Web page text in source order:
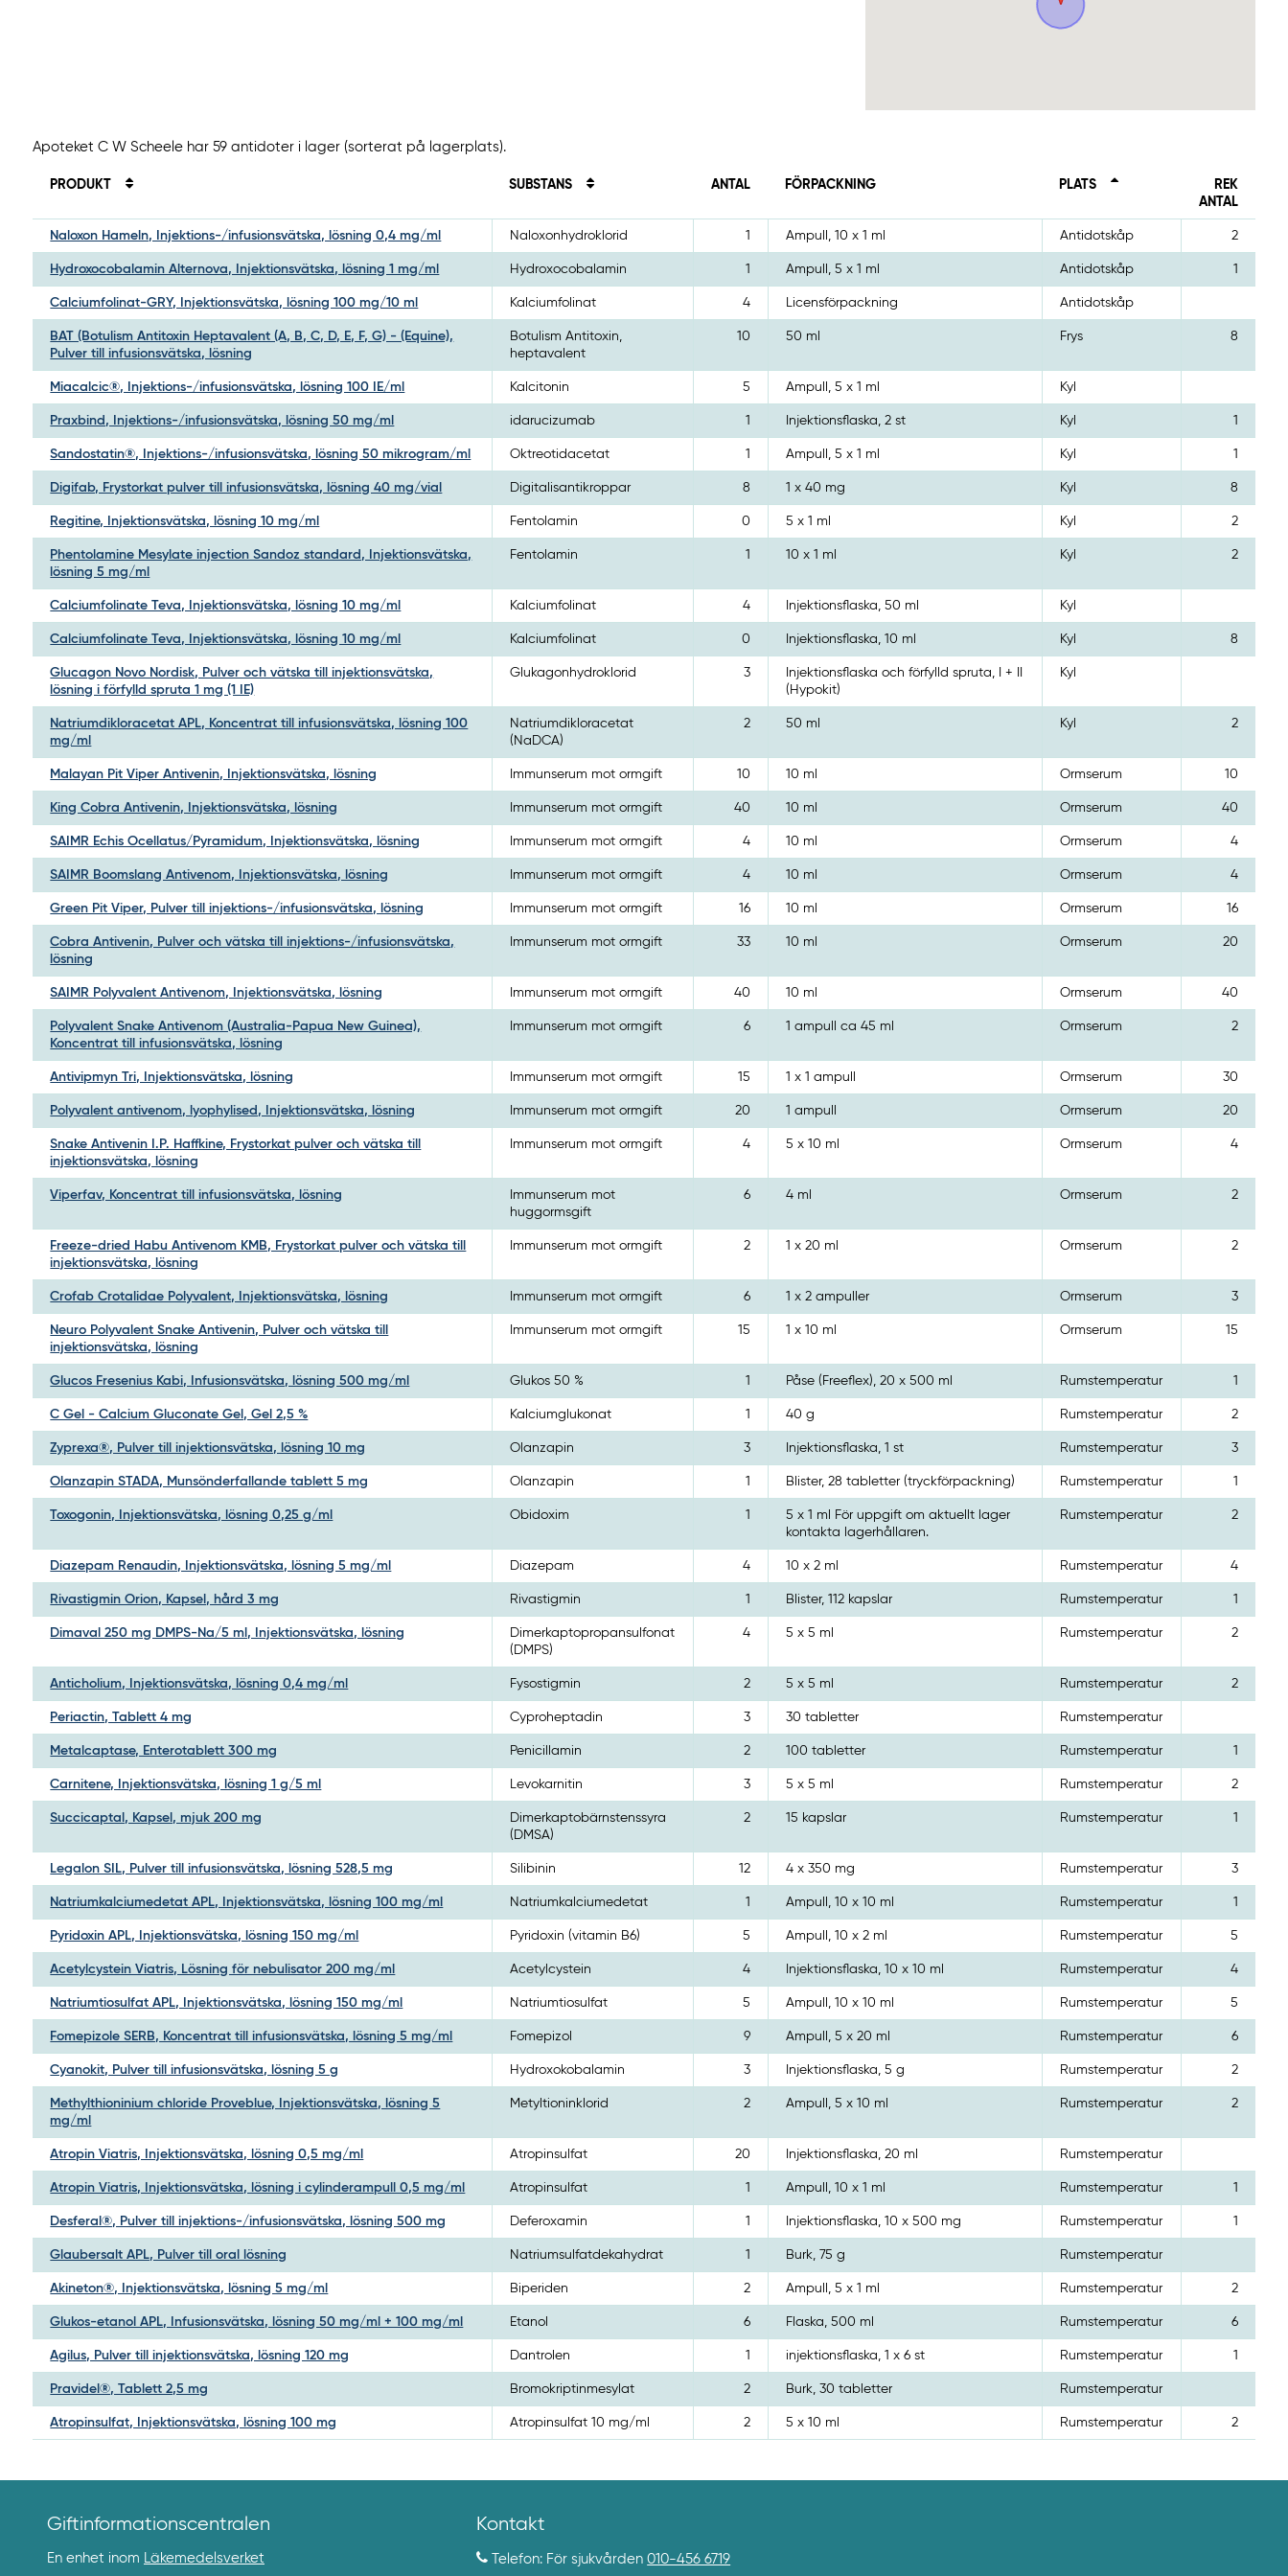
Apoteket C W Scheele har 59 antidoter i lager (sorterat på lagerplats).
PRODUKT SUBSTANS ANTAL FÖRPACKNING PLATS
REK
ANTAL
Naloxon Hameln, Injektions-/infusionsvätska, lösning 0,4 mg/ml Naloxonhydroklorid 1 Ampull, 10 x 1 ml Antidotskåp 2
Hydroxocobalamin Alternova, Injektionsvätska, lösning 1 mg/ml Hydroxocobalamin 1 Ampull, 5 x 1 ml Antidotskåp 1
Calciumfolinat-GRY, Injektionsvätska, lösning 100 mg/10 ml Kalciumfolinat 4 Licensförpackning Antidotskåp
BAT (Botulism Antitoxin Heptavalent (A, B, C, D, E, F, G) - (Equine),
Pulver till infusionsvätska, lösning
Botulism Antitoxin,
heptavalent
10 50 ml Frys 8
Miacalcic®, Injektions-/infusionsvätska, lösning 100 IE/ml Kalcitonin 5 Ampull, 5 x 1 ml Kyl
Praxbind, Injektions-/infusionsvätska, lösning 50 mg/ml idarucizumab 1 Injektionsflaska, 2 st Kyl 1
Sandostatin®, Injektions-/infusionsvätska, lösning 50 mikrogram/ml Oktreotidacetat 1 Ampull, 5 x 1 ml Kyl 1
Digifab, Frystorkat pulver till infusionsvätska, lösning 40 mg/vial Digitalisantikroppar 8 1 x 40 mg Kyl 8
Regitine, Injektionsvätska, lösning 10 mg/ml Fentolamin 0 5 x 1 ml Kyl 2
Phentolamine Mesylate injection Sandoz standard, Injektionsvätska,
lösning 5 mg/ml
Fentolamin 1 10 x 1 ml Kyl 2
Calciumfolinate Teva, Injektionsvätska, lösning 10 mg/ml Kalciumfolinat 4 Injektionsflaska, 50 ml Kyl
Calciumfolinate Teva, Injektionsvätska, lösning 10 mg/ml Kalciumfolinat 0 Injektionsflaska, 10 ml Kyl 8
Glucagon Novo Nordisk, Pulver och vätska till injektionsvätska,
lösning i förfylld spruta 1 mg (1 IE)
Glukagonhydroklorid 3
Injektionsflaska och förfylld spruta, I + II
(Hypokit)
Kyl
Natriumdikloracetat APL, Koncentrat till infusionsvätska, lösning 100
mg/ml
Natriumdikloracetat
(NaDCA)
2 50 ml Kyl 2
Malayan Pit Viper Antivenin, Injektionsvätska, lösning Immunserum mot ormgift 10 10 ml Ormserum 10
King Cobra Antivenin, Injektionsvätska, lösning Immunserum mot ormgift 40 10 ml Ormserum 40
SAIMR Echis Ocellatus/Pyramidum, Injektionsvätska, lösning Immunserum mot ormgift 4 10 ml Ormserum 4
SAIMR Boomslang Antivenom, Injektionsvätska, lösning Immunserum mot ormgift 4 10 ml Ormserum 4
Green Pit Viper, Pulver till injektions-/infusionsvätska, lösning Immunserum mot ormgift 16 10 ml Ormserum 16
Cobra Antivenin, Pulver och vätska till injektions-/infusionsvätska,
lösning
Immunserum mot ormgift 33 10 ml Ormserum 20
SAIMR Polyvalent Antivenom, Injektionsvätska, lösning Immunserum mot ormgift 40 10 ml Ormserum 40
Polyvalent Snake Antivenom (Australia-Papua New Guinea),
Koncentrat till infusionsvätska, lösning
Immunserum mot ormgift 6 1 ampull ca 45 ml Ormserum 2
Antivipmyn Tri, Injektionsvätska, lösning Immunserum mot ormgift 15 1 x 1 ampull Ormserum 30
Polyvalent antivenom, lyophylised, Injektionsvätska, lösning Immunserum mot ormgift 20 1 ampull Ormserum 20
Snake Antivenin I.P. Haffkine, Frystorkat pulver och vätska till
injektionsvätska, lösning
Immunserum mot ormgift 4 5 x 10 ml Ormserum 4
Viperfav, Koncentrat till infusionsvätska, lösning
Immunserum mot
huggormsgift
6 4 ml Ormserum 2
Freeze-dried Habu Antivenom KMB, Frystorkat pulver och vätska till
injektionsvätska, lösning
Immunserum mot ormgift 2 1 x 20 ml Ormserum 2
Crofab Crotalidae Polyvalent, Injektionsvätska, lösning Immunserum mot ormgift 6 1 x 2 ampuller Ormserum 3
Neuro Polyvalent Snake Antivenin, Pulver och vätska till
injektionsvätska, lösning
Immunserum mot ormgift 15 1 x 10 ml Ormserum 15
Glucos Fresenius Kabi, Infusionsvätska, lösning 500 mg/ml Glukos 50 % 1 Påse (Freeflex), 20 x 500 ml Rumstemperatur 1
C Gel - Calcium Gluconate Gel, Gel 2,5 % Kalciumglukonat 1 40 g Rumstemperatur 2
Zyprexa®, Pulver till injektionsvätska, lösning 10 mg Olanzapin 3 Injektionsflaska, 1 st Rumstemperatur 3
Olanzapin STADA, Munsönderfallande tablett 5 mg Olanzapin 1 Blister, 28 tabletter (tryckförpackning) Rumstemperatur 1
Toxogonin, Injektionsvätska, lösning 0,25 g/ml Obidoxim 1
5 x 1 ml För uppgift om aktuellt lager
kontakta lagerhållaren.
Rumstemperatur 2
Diazepam Renaudin, Injektionsvätska, lösning 5 mg/ml Diazepam 4 10 x 2 ml Rumstemperatur 4
Rivastigmin Orion, Kapsel, hård 3 mg Rivastigmin 1 Blister, 112 kapslar Rumstemperatur 1
Dimaval 250 mg DMPS-Na/5 ml, Injektionsvätska, lösning
Dimerkaptopropansulfonat
(DMPS)
4 5 x 5 ml Rumstemperatur 2
Anticholium, Injektionsvätska, lösning 0,4 mg/ml Fysostigmin 2 5 x 5 ml Rumstemperatur 2
Periactin, Tablett 4 mg Cyproheptadin 3 30 tabletter Rumstemperatur
Metalcaptase, Enterotablett 300 mg Penicillamin 2 100 tabletter Rumstemperatur 1
Carnitene, Injektionsvätska, lösning 1 g/5 ml Levokarnitin 3 5 x 5 ml Rumstemperatur 2
Succicaptal, Kapsel, mjuk 200 mg
Dimerkaptobärnstenssyra
(DMSA)
2 15 kapslar Rumstemperatur 1
Legalon SIL, Pulver till infusionsvätska, lösning 528,5 mg Silibinin 12 4 x 350 mg Rumstemperatur 3
Natriumkalciumedetat APL, Injektionsvätska, lösning 100 mg/ml Natriumkalciumedetat 1 Ampull, 10 x 10 ml Rumstemperatur 1
Pyridoxin APL, Injektionsvätska, lösning 150 mg/ml Pyridoxin (vitamin B6) 5 Ampull, 10 x 2 ml Rumstemperatur 5
Acetylcystein Viatris, Lösning för nebulisator 200 mg/ml Acetylcystein 4 Injektionsflaska, 10 x 10 ml Rumstemperatur 4
Natriumtiosulfat APL, Injektionsvätska, lösning 150 mg/ml Natriumtiosulfat 5 Ampull, 10 x 10 ml Rumstemperatur 5
Fomepizole SERB, Koncentrat till infusionsvätska, lösning 5 mg/ml Fomepizol 9 Ampull, 5 x 20 ml Rumstemperatur 6
Cyanokit, Pulver till infusionsvätska, lösning 5 g Hydroxokobalamin 3 Injektionsflaska, 5 g Rumstemperatur 2
Methylthioninium chloride Proveblue, Injektionsvätska, lösning 5
mg/ml
Metyltioninklorid 2 Ampull, 5 x 10 ml Rumstemperatur 2
Atropin Viatris, Injektionsvätska, lösning 0,5 mg/ml Atropinsulfat 20 Injektionsflaska, 20 ml Rumstemperatur
Atropin Viatris, Injektionsvätska, lösning i cylinderampull 0,5 mg/ml Atropinsulfat 1 Ampull, 10 x 1 ml Rumstemperatur 1
Desferal®, Pulver till injektions-/infusionsvätska, lösning 500 mg Deferoxamin 1 Injektionsflaska, 10 x 500 mg Rumstemperatur 1
Glaubersalt APL, Pulver till oral lösning Natriumsulfatdekahydrat 1 Burk, 75 g Rumstemperatur
Akineton®, Injektionsvätska, lösning 5 mg/ml Biperiden 2 Ampull, 5 x 1 ml Rumstemperatur 2
Glukos-etanol APL, Infusionsvätska, lösning 50 mg/ml + 100 mg/ml Etanol 6 Flaska, 500 ml Rumstemperatur 6
Agilus, Pulver till injektionsvätska, lösning 120 mg Dantrolen 1 injektionsflaska, 1 x 6 st Rumstemperatur 1
Pravidel®, Tablett 2,5 mg Bromokriptinmesylat 2 Burk, 30 tabletter Rumstemperatur
Atropinsulfat, Injektionsvätska, lösning 100 mg Atropinsulfat 10 mg/ml 2 5 x 10 ml Rumstemperatur 2
Giftinformationscentralen
En enhet inom Läkemedelsverket
Kontakt
Telefon: För sjukvården010-456 6719